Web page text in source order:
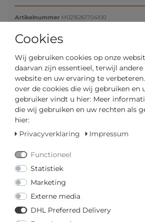
Artikelnummer M0216261704100
€ 1020,00
Inhoud1
GEDIPLOMEERD DEALER
SNELLE LEVERTIJD
Cookies
Wij gebruiken cookies op onze
daarvan zijn essentieel, terwijl andere
website en uw ervaring te
over de cookies die wij gebruiken en
gebruiker vindt u hier: Meer
die wij gebruiken en uw rechten als
hier:
Privacyverklaring
Impressum
Functioneel
Statistiek
Marketing
Externe media
DHL Preferred Delivery